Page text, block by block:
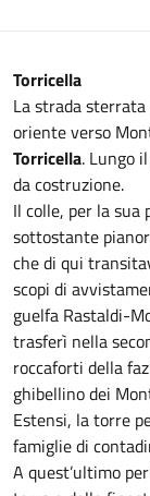
Torricella
La strada
oriente verso
Torricella. Lungo
da costruzione.
Il colle, per la sua
sottostante
che di qui
scopi di
guelfa Rastaldi-
trasferì nella
roccaforti della
ghibellino dei
Estensi, la torre
famiglie di
A quest’ultimo